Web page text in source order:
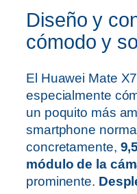
Diseño y
cómodo y
El Huawei Mate
especialmente
un poquito más
smartphone
concretamente,
módulo de la
prominente.